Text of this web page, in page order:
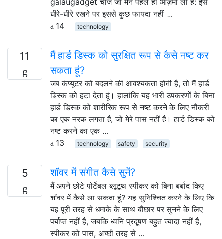
धीरे-धीरे रखने पर इससे कुछ फायदा नहीं …
14
technology
11
मैं हार्ड डिस्क को सुरक्षित रूप से कैसे नष्ट कर
सकता हूं?
जब कंप्यूटर को बदलने की आवश्यकता होती है, तो मैं हार्ड
डिस्क को हटा देता हूं। हालांकि यह भारी उपकरणों के बिना
हार्ड डिस्क को शारीरिक रूप से नष्ट करने के लिए नौकरी
का एक नरक लगता है, जो मेरे पास नहीं है। हार्ड डिस्क को
नष्ट करने का एक …
13
technology safety security
5 शॉवर में संगीत कैसे सुनें?
मैं अपने छोटे पोर्टेबल ब्लूटूथ स्पीकर को बिना बर्बाद किए
शॉवर में कैसे ला सकता हूं? यह सुनिश्चित करने के लिए कि
यह पूरी तरह से धमाके के साथ बौछार पर सुनने के लिए
पर्याप्त नहीं है, जबकि ध्वनि प्रदूषण बहुत ज्यादा नहीं है,
स्पीकर को पास, अच्छी तरह से …